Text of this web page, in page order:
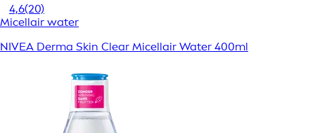
4,6(20)
Micellair water
NIVEA Derma Skin Clear Micellair Water 400ml